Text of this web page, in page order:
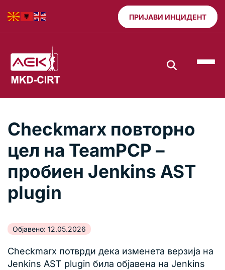
ПРИЈАВИ ИНЦИДЕНТ
Checkmarx повторно
цел на TeamPCP –
пробиен Jenkins AST
plugin
Објавено: 12.05.2026
Checkmarx потврди дека изменета верзија на
Jenkins AST plugin била објавена на Jenkins